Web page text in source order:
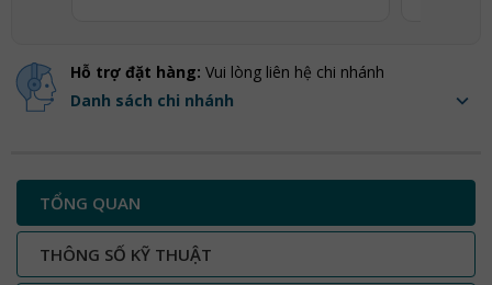
Hỗ trợ đặt hàng: Vui lòng liên hệ chi nhánh
Danh sách chi nhánh
TỔNG QUAN
THÔNG SỐ KỸ THUẬT